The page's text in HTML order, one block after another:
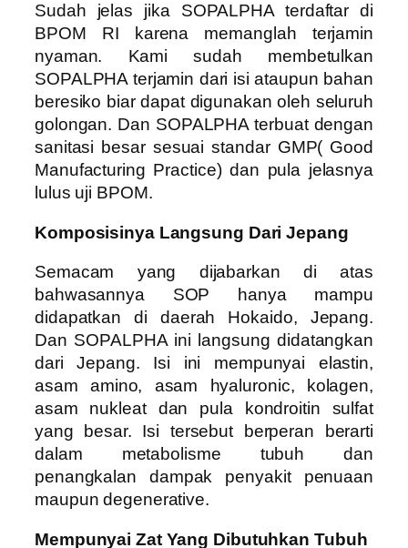
Sudah jelas jika SOPALPHA terdaftar di
BPOM RI karena memanglah terjamin
nyaman. Kami sudah membetulkan
SOPALPHA terjamin dari isi ataupun bahan
beresiko biar dapat digunakan oleh seluruh
golongan. Dan SOPALPHA terbuat dengan
sanitasi besar sesuai standar GMP( Good
Manufacturing Practice) dan pula jelasnya
lulus uji BPOM.
Komposisinya Langsung Dari Jepang
Semacam yang dijabarkan di atas
bahwasannya SOP hanya mampu
didapatkan di daerah Hokaido, Jepang.
Dan SOPALPHA ini langsung didatangkan
dari Jepang. Isi ini mempunyai elastin,
asam amino, asam hyaluronic, kolagen,
asam nukleat dan pula kondroitin sulfat
yang besar. Isi tersebut berperan berarti
dalam metabolisme tubuh dan
penangkalan dampak penyakit penuaan
maupun degenerative.
Mempunyai Zat Yang Dibutuhkan Tubuh